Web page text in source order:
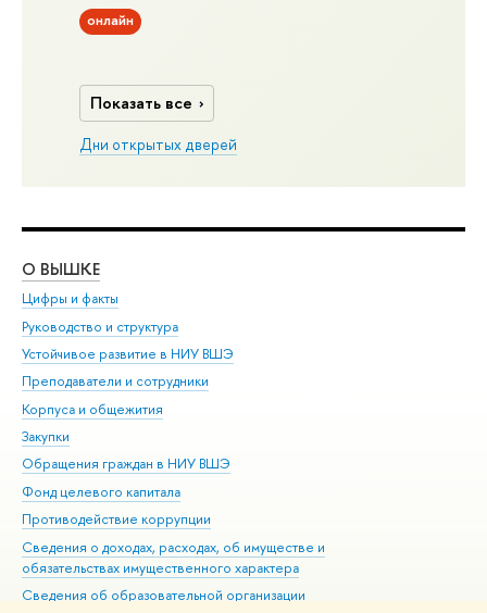
онлайн
Показать все
Дни открытых дверей
О ВЫШКЕ
Цифры и факты
Руководство и структура
Устойчивое развитие в НИУ ВШЭ
Преподаватели и сотрудники
Корпуса и общежития
Закупки
Обращения граждан в НИУ ВШЭ
Фонд целевого капитала
Противодействие коррупции
Сведения о доходах, расходах, об имуществе и
обязательствах имущественного характера
Сведения об образовательной организации